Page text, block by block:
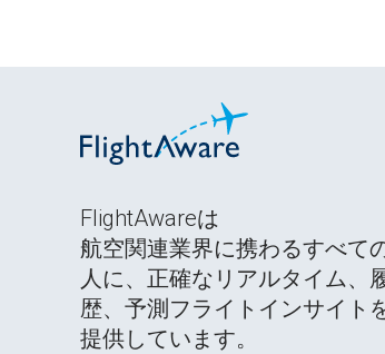
FlightAwareは
航空関連業界に携わるすべて
人に、正確なリアルタイム、
歴、予測フライトインサイト
提供しています。